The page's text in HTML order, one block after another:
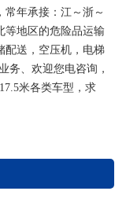
常年承接：江～浙～
地区的危险品运输
配送，空压机，电梯
、欢迎您电咨询，
米各类车型，求